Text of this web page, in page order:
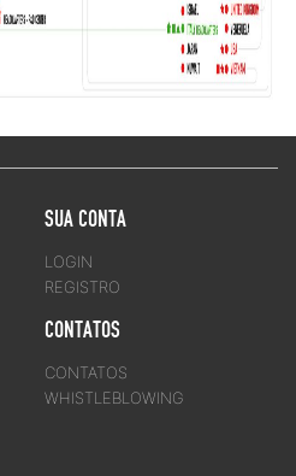
SUA CONTA
LOGIN
REGISTRO
CONTATOS
CONTATOS
WHISTLEBLOWING